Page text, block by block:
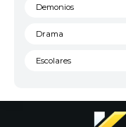
Demonios
Drama
Escolares